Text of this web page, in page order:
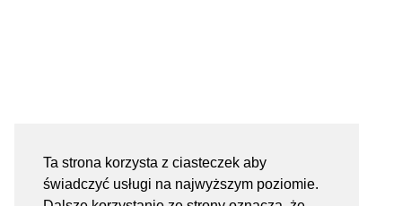
Ta strona korzysta z ciasteczek aby
świadczyć usługi na najwyższym poziomie.